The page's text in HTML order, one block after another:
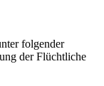
folgender
der Flüchtliche